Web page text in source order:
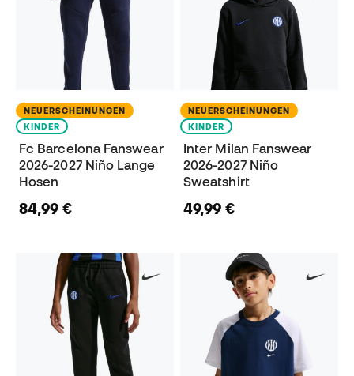
NEUERSCHEINUNGEN
KINDER
Fc Barcelona Fanswear
2026-2027 Niño Lange
Hosen
84,99 €
NEUERSCHEINUNGEN
KINDER
Inter Milan Fanswear
2026-2027 Niño
Sweatshirt
49,99 €